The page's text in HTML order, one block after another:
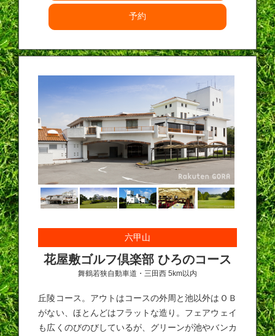
予約
六甲山
花屋敷ゴルフ倶楽部 ひろのコース
舞鶴若狭自動車道・三田西 5km以内
丘陵コース。アウトはコースの外周と池以外はＯＢ
がない、ほとんどはフラットな造り。フェアウェイ
も広くのびのびしているが、グリーンが池やバンカ